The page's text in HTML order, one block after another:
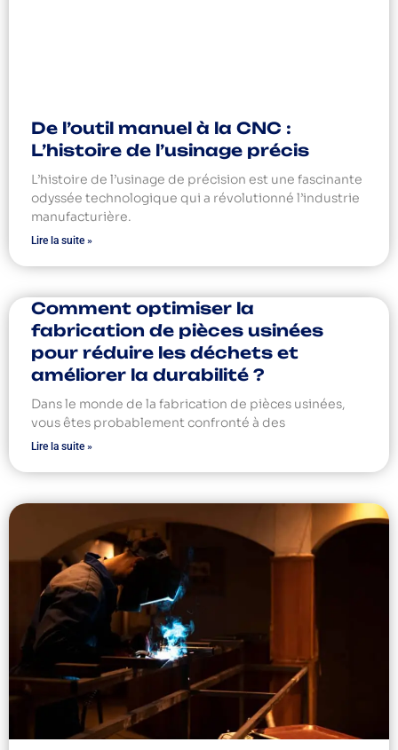
De l’outil manuel à la CNC :
L’histoire de l’usinage précis
L’histoire de l’usinage de précision est une fascinante
odyssée technologique qui a révolutionné l’industrie
manufacturière.
Lire la suite »
Comment optimiser la
fabrication de pièces usinées
pour réduire les déchets et
améliorer la durabilité ?
Dans le monde de la fabrication de pièces usinées,
vous êtes probablement confronté à des
Lire la suite »